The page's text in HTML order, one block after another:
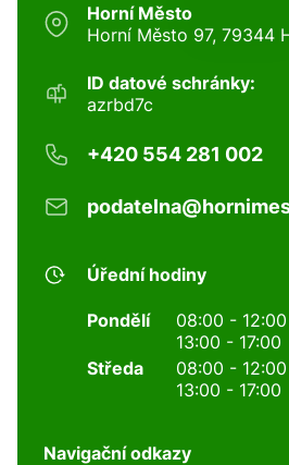
Horní Město
Horní Město 97, 79344
ID datové schránky:
azrbd7c
+420 554 281 002
Úřední hodiny
Pondělí
08:00 - 12:00
13:00 - 17:00
Středa
08:00 - 12:00
13:00 - 17:00
Navigační odkazy